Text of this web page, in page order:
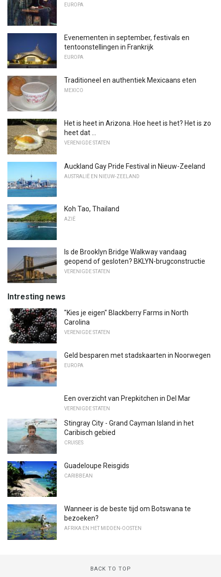
EUROPA
Evenementen in september, festivals en
tentoonstellingen in Frankrijk
EUROPA
Traditioneel en authentiek Mexicaans eten
MEXICO
Het is heet in Arizona. Hoe heet is het? Het is zo
heet dat ...
VERENIGDE STATEN
Auckland Gay Pride Festival in Nieuw-Zeeland
AUSTRALIË EN NIEUW-ZEELAND
Koh Tao, Thailand
AZIË
Is de Brooklyn Bridge Walkway vandaag
geopend of gesloten? BKLYN-brugconstructie
VERENIGDE STATEN
Intresting news
"Kies je eigen" Blackberry Farms in North
Carolina
VERENIGDE STATEN
Geld besparen met stadskaarten in Noorwegen
EUROPA
Een overzicht van Prepkitchen in Del Mar
VERENIGDE STATEN
Stingray City - Grand Cayman Island in het
Caribisch gebied
CRUISES
Guadeloupe Reisgids
CARIBBEAN
Wanneer is de beste tijd om Botswana te
bezoeken?
AFRIKA EN HET MIDDEN-OOSTEN
BACK TO TOP